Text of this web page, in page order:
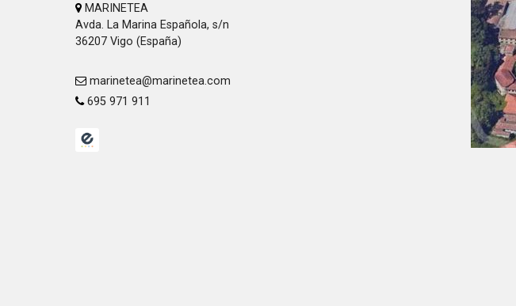
MARINETEA
Avda. La Marina Española, s/n
36207 Vigo (España)
marinetea@marinetea.com
695 971 911